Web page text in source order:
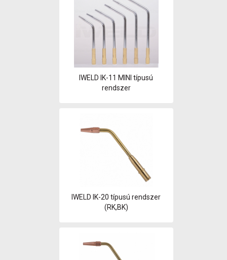
IWELD IK-11 MINI típusú
rendszer
IWELD IK-20 típusú rendszer
(RK,BK)